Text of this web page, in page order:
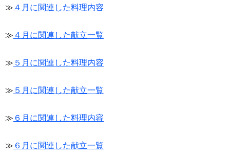
≫ ４月に関連した料理内容
≫ ４月に関連した献立一覧
≫ ５月に関連した料理内容
≫ ５月に関連した献立一覧
≫ ６月に関連した料理内容
≫ ６月に関連した献立一覧